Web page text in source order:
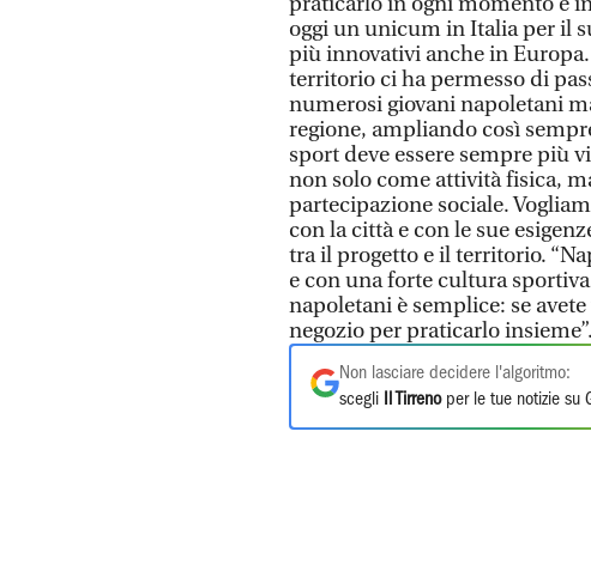
oggi un unicum in Italia per il
più innovativi anche in
territorio ci ha permesso di
numerosi giovani napoletani
regione, ampliando così
sport deve essere sempre più
non solo come attività fisica,
partecipazione sociale.
con la città e con le sue
tra il progetto e il territorio.
e con una forte cultura
napoletani è semplice: se
negozio per praticarlo insieme”.
Non lasciare decidere l'algoritmo:
scegli
Il Tirrenoper le tue notizie su